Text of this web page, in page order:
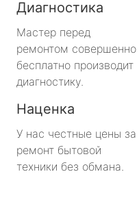
Диагностика
Мастер перед
ремонтом совершенно
бесплатно производит
диагностику.
Наценка
У нас честные цены за
ремонт бытовой
техники без обмана.